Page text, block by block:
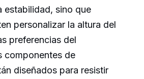
estabilidad, sino que
personalizar la altura del
preferencias del
componentes de
diseñados para resistir